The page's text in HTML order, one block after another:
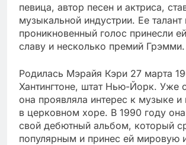
певица, автор песен и актриса,
музыкальной индустрии. Ее талант
проникновенный голос принесли
славу и несколько премий Грэмми.
Родилась Мэрайя Кэри 27 марта
Хантингтоне, штат Нью-Йорк. Уже
она проявляла интерес к музыке и
в церковном хоре. В 1990 году
свой дебютный альбом, который
популярным и принес ей мировую